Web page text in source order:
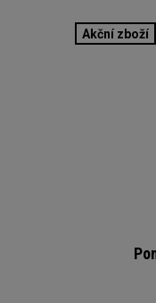
Akční zboží